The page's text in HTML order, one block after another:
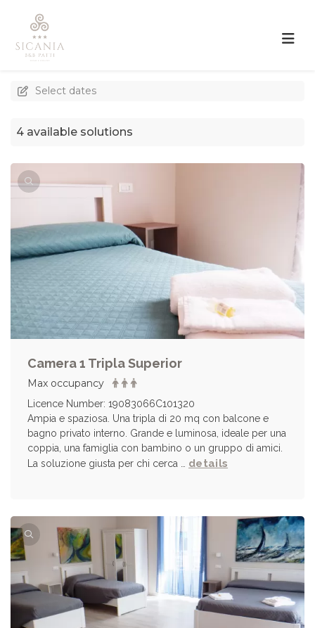
Select dates
4 available solutions
Camera 1 Tripla Superior
Max occupancy
Licence Number: 19083066C101320
Ampia e spaziosa. Una tripla di 20 mq con balcone e
bagno privato interno. Grande e luminosa, ideale per una
coppia, una famiglia con bambino o un gruppo di amici.
La soluzione giusta per chi cerca … details